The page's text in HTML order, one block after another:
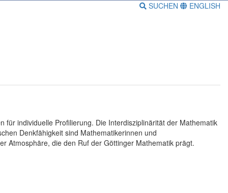
SUCHEN ENGLISH
für individuelle Profilierung. Die Interdisziplinärität der Mathematik
Denkfähigkeit sind Mathematikerinnen und
Atmosphäre, die den Ruf der Göttinger Mathematik prägt.